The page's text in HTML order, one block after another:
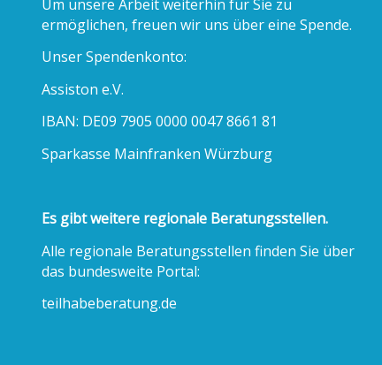
Um unsere Arbeit weiterhin für Sie zu
ermöglichen, freuen wir uns über eine Spende.
Unser Spendenkonto:
Assiston e.V.
IBAN: DE09 7905 0000 0047 8661 81
Sparkasse Mainfranken Würzburg
Es gibt weitere regionale Beratungsstellen.
Alle regionale Beratungsstellen finden Sie über
das bundesweite Portal:
teilhabeberatung.de